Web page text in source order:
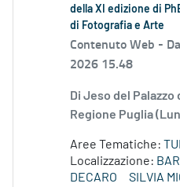
della XI edizione di
di Fotografia e Arte
Contenuto Web -
2026 15.48
Di Jeso del
Regione Puglia
Aree Tematiche:
Localizzazione: BARI
DECARO
SILVIA